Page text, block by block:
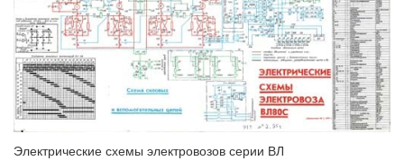
Электрические схемы электровозов серии ВЛ